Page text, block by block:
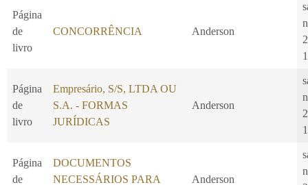
Página
de
livro
CONCORRÊNCIA Anderson
Página
de
livro
Empresário, S/S, LTDA OU
S.A. - FORMAS
JURÍDICAS
Anderson
Página
de
DOCUMENTOS
NECESSÁRIOS PARA
Anderson